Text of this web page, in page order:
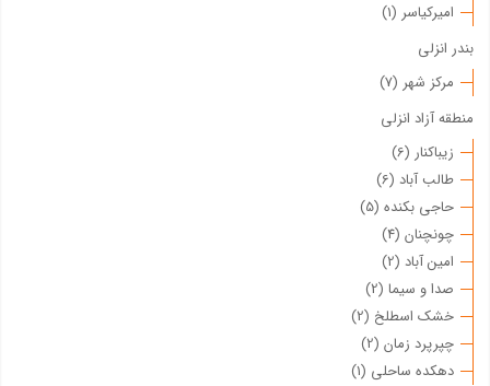
امیرکیاسر (1)
بندر انزلی
مرکز شهر (7)
منطقه آزاد انزلی
زیباکنار (6)
طالب آباد (6)
حاجی بکنده (5)
چونچنان (4)
امین آباد (2)
صدا و سیما (2)
خشک اسطلخ (2)
چپرپرد زمان (2)
دهکده ساحلی (1)